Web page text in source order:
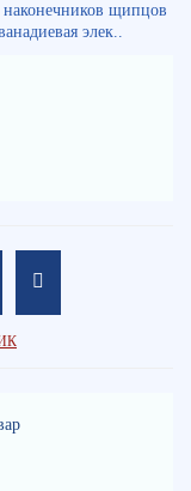
щипцов
элек..